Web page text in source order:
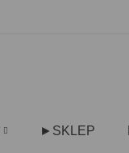
►SKLEP